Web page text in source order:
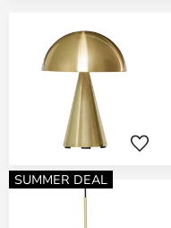
SUMMER DEAL